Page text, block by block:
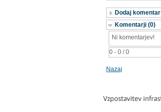
Dodaj komentar
Komentarji (0)
0 - 0 / 0
Ni komentarjev!
Nazaj